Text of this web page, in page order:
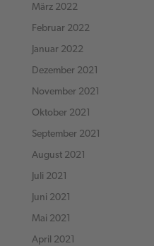
März 2022
Februar 2022
Januar 2022
Dezember 2021
November 2021
Oktober 2021
September 2021
August 2021
Juli 2021
Juni 2021
Mai 2021
April 2021